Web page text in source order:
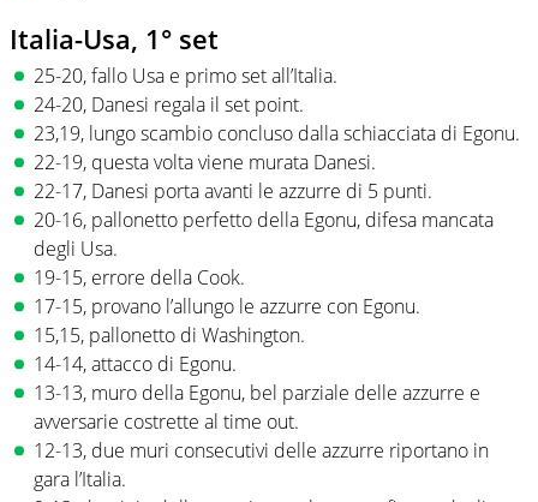
Italia-Usa, 1° set
25-20, fallo Usa e primo set all’Italia.
24-20, Danesi regala il set point.
23,19, lungo scambio concluso dalla schiacciata di Egonu.
22-19, questa volta viene murata Danesi.
22-17, Danesi porta avanti le azzurre di 5 punti.
20-16, pallonetto perfetto della Egonu, difesa mancata
degli Usa.
19-15, errore della Cook.
17-15, provano l’allungo le azzurre con Egonu.
15,15, pallonetto di Washington.
14-14, attacco di Egonu.
13-13, muro della Egonu, bel parziale delle azzurre e
avversarie costrette al time out.
12-13, due muri consecutivi delle azzurre riportano in
gara l’Italia.